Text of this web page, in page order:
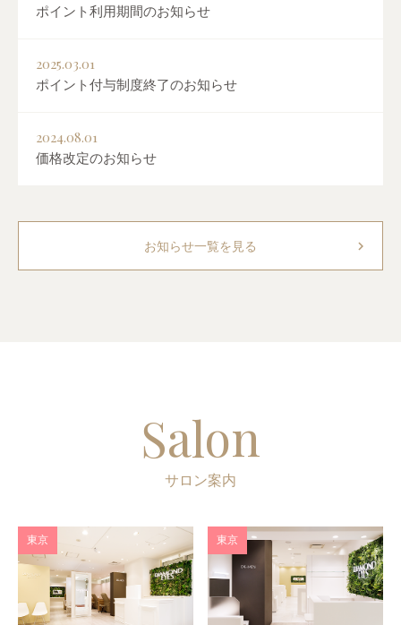
ポイント利用期間のお知らせ
2025.03.01
ポイント付与制度終了のお知らせ
2024.08.01
価格改定のお知らせ
お知らせ一覧を見る chevron_right
Salon
サロン案内
東京 東京